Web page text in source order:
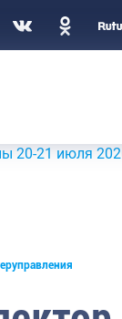
июля 2026 г.